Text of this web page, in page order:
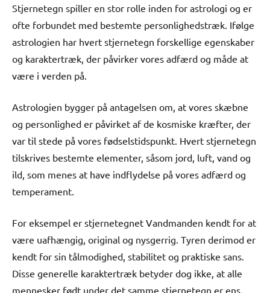
Stjernetegn spiller en stor rolle inden for astrologi og er
ofte forbundet med bestemte personlighedstræk. Ifølge
astrologien har hvert stjernetegn forskellige egenskaber
og karaktertræk, der påvirker vores adfærd og måde at
være i verden på.
Astrologien bygger på antagelsen om, at vores skæbne
og personlighed er påvirket af de kosmiske kræfter, der
var til stede på vores fødselstidspunkt. Hvert stjernetegn
tilskrives bestemte elementer, såsom jord, luft, vand og
ild, som menes at have indflydelse på vores adfærd og
temperament.
For eksempel er stjernetegnet Vandmanden kendt for at
være uafhængig, original og nysgerrig. Tyren derimod er
kendt for sin tålmodighed, stabilitet og praktiske sans.
Disse generelle karaktertræk betyder dog ikke, at alle
mennesker født under det samme stjernetegn er ens.